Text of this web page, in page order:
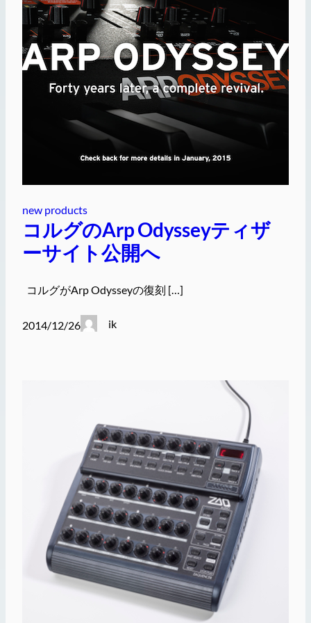
new products
コルグのArp Odysseyティザ
ーサイト公開へ
コルグがArp Odysseyの復刻 […]
2014/12/26 ik